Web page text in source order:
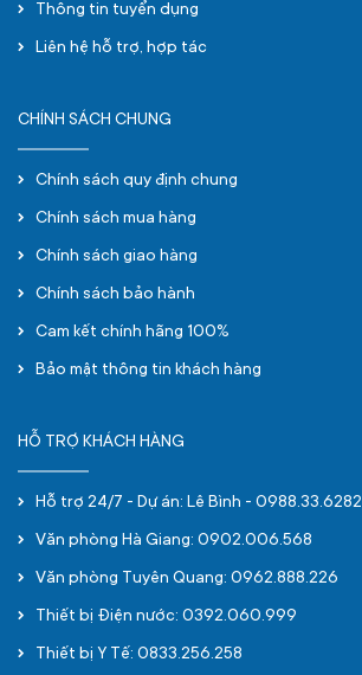
Thông tin tuyển dụng
Liên hệ hỗ trợ, hợp tác
CHÍNH SÁCH CHUNG
Chính sách quy định chung
Chính sách mua hàng
Chính sách giao hàng
Chính sách bảo hành
Cam kết chính hãng 100%
Bảo mật thông tin khách hàng
HỖ TRỢ KHÁCH HÀNG
Hỗ trợ 24/7 - Dự án: Lê Bình - 0988.33.6282
Văn phòng Hà Giang: 0902.006.568
Văn phòng Tuyên Quang: 0962.888.226
Thiết bị Điện nước: 0392.060.999
Thiết bị Y Tế: 0833.256.258